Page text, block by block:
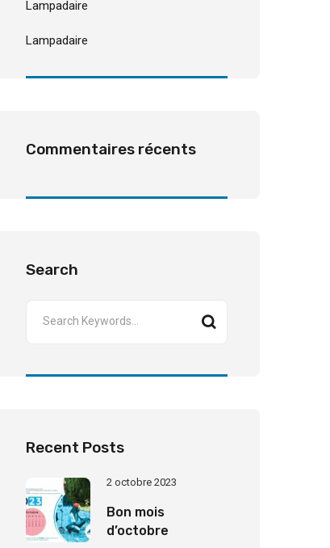
Lampadaire
Lampadaire
Commentaires récents
Search
Recent Posts
2 octobre 2023
Bon mois
d’octobre